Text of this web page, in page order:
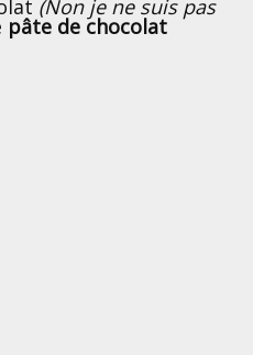
(Non je ne suis pas
pâte de chocolat